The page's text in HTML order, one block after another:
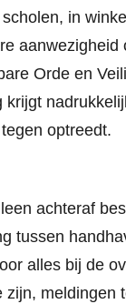
in
aanwezigheid
Orde en
optreedt.
achteraf
tussen
alles bij de